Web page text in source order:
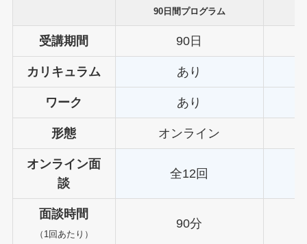
90日間プログラム
受講期間 90日
カリキュラム あり
ワーク あり
形態 オンライン
オンライン面
談
全12回
面談時間
（1回あたり）
90分